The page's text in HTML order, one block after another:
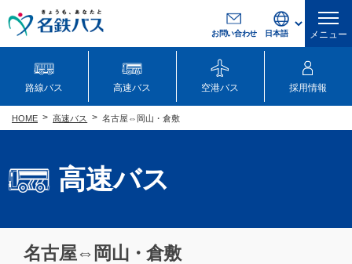
お問い合わせ メニュー
路線バス 高速バス 空港バス 採用情報
高速バス
HOME 高速バス 名古屋⇔岡山・倉敷
名古屋⇔岡山・倉敷